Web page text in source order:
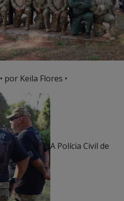
• por Keila Flores •
A Polícia Civil de